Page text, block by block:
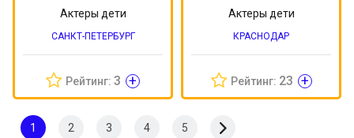
Актеры дети
САНКТ-ПЕТЕРБУРГ
Рейтинг: 3 +
Актеры дети
КРАСНОДАР
Рейтинг: 23 +
1 2 3 4 5